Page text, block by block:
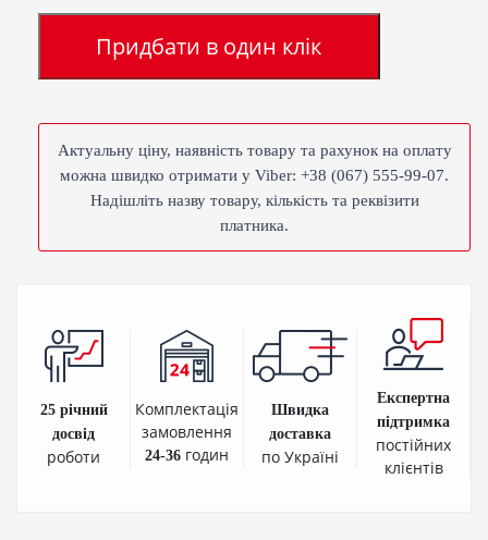
Придбати в один клік
Актуальну ціну, наявність товару та рахунок на оплату
можна швидко отримати у Viber: +38 (067) 555-99-07.
Надішліть назву товару, кількість та реквізити
платника.
25 річний
досвід
роботи
Комплектація
замовлення
24-36 годин
Швидка
доставка
по Україні
Експертна
підтримка
постійних
клієнтів